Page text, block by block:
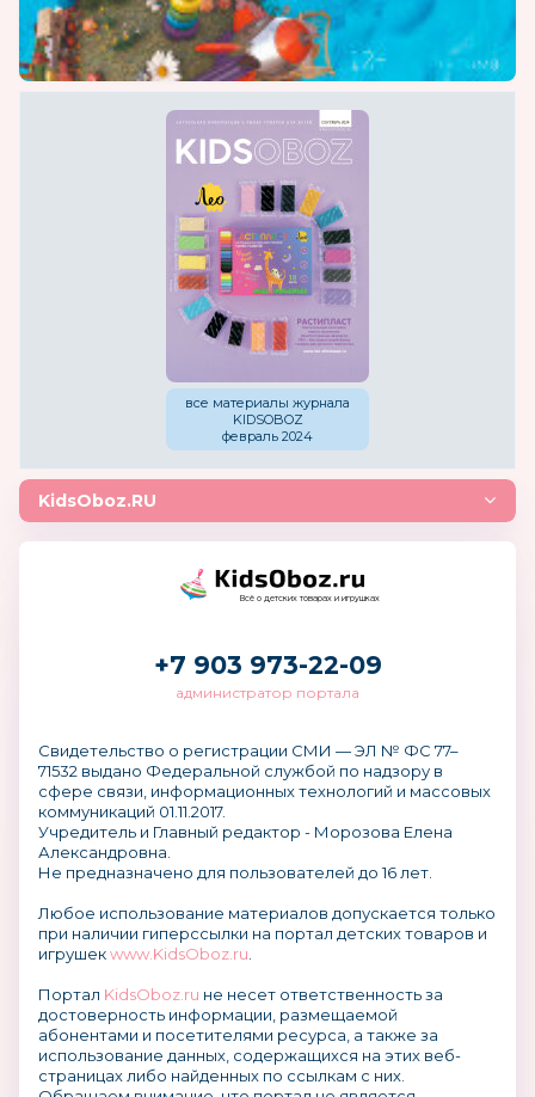
сертификаты. Продукция ДариМир широко
представлена в Российских федеральных
сетях и различных розничных магазинах РФ
и пользуется успехом у наших потребителей,
так как является удобной, яркой и
практичной и по цене доступна родителям
с различным достатком.
одежда(верхняя одежда:
ветровки, плащи, куртки, пуховики, пальто,
полукомбинезоны, осенние комплекты,
зимние комплекты, шапки), товары для
детей от 3 до 7 лет
все материалы журнала
KIDSOBOZ
февраль 2024
KidsOboz.RU
Всё о детских товарах и игрушках
+7 903 973-22-09
администратор портала
Свидетельство о регистрации СМИ — ЭЛ № ФС 77–
71532 выдано Федеральной службой по надзору в
сфере связи, информационных технологий и массовых
коммуникаций 01.11.2017.
Учредитель и Главный редактор - Морозова Елена
Александровна.
Не предназначено для пользователей до 16 лет.
Любое использование материалов допускается только
при наличии гиперссылки на портал детских товаров и
игрушекwww.KidsOboz.ru
Портал KidsOboz.ru не несет ответственность за
достоверность информации, размещаемой
абонентами и посетителями ресурса, а также за
использование данных, содержащихся на этих веб-
страницах либо найденных по ссылкам с них.